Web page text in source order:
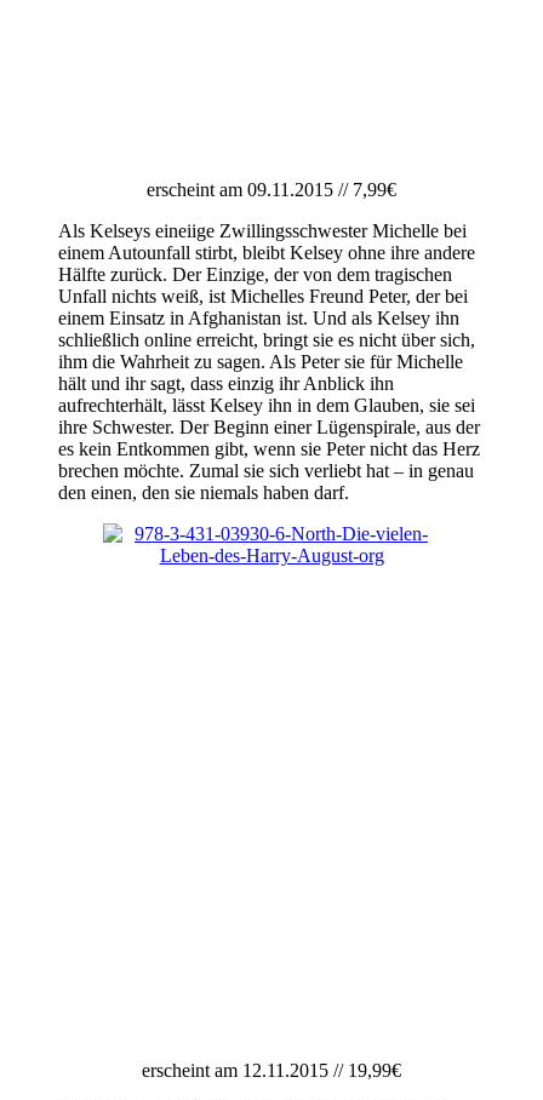
erscheint am 09.11.2015 // 7,99€
Als Kelseys eineiige Zwillingsschwester Michelle bei
einem Autounfall stirbt, bleibt Kelsey ohne ihre andere
Hälfte zurück. Der Einzige, der von dem tragischen
Unfall nichts weiß, ist Michelles Freund Peter, der bei
einem Einsatz in Afghanistan ist. Und als Kelsey ihn
schließlich online erreicht, bringt sie es nicht über sich,
ihm die Wahrheit zu sagen. Als Peter sie für Michelle
hält und ihr sagt, dass einzig ihr Anblick ihn
aufrechterhält, lässt Kelsey ihn in dem Glauben, sie sei
ihre Schwester. Der Beginn einer Lügenspirale, aus der
es kein Entkommen gibt, wenn sie Peter nicht das Herz
brechen möchte. Zumal sie sich verliebt hat – in genau
den einen, den sie niemals haben darf.
erscheint am 12.11.2015 // 19,99€